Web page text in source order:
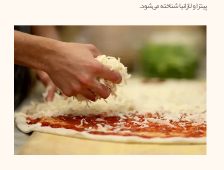
پیتزا و لازانیا شناخته می‌شود.